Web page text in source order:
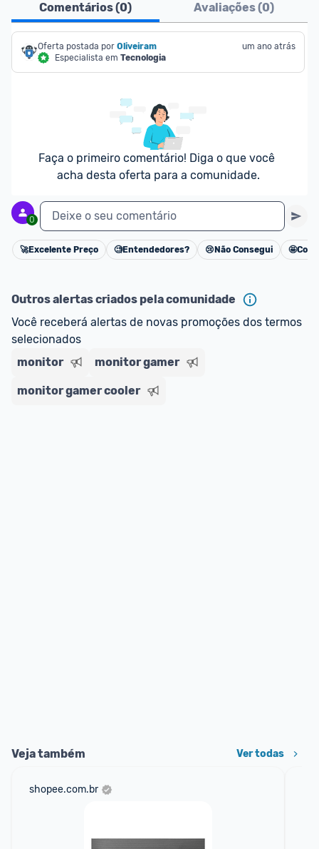
Comentários (0) Avaliações (0)
Oferta postada por Oliveiram
Especialista em Tecnologia
um ano atrás
Faça o primeiro comentário! Diga o que você
acha desta oferta para a comunidade.
0 Deixe o seu comentário
Cancelar
🚀Excelente Preço 🧐Entendedores? 😢 Não Consegui 🤩
Outros alertas criados pela comunidade
Você receberá alertas de novas promoções dos termos
selecionados
monitor
monitor gamer
monitor gamer cooler
Veja também Ver todas
shopee.com.br